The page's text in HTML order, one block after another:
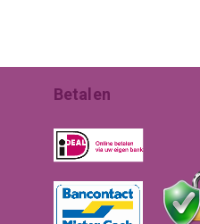
Betalen